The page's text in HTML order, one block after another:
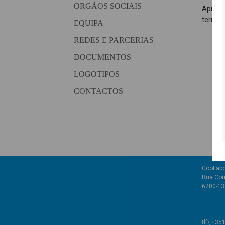
ORGÃOS SOCIAIS
EQUIPA
REDES E PARCERIAS
DOCUMENTOS
LOGOTIPOS
CONTACTOS
Rua
6200-
tlf\